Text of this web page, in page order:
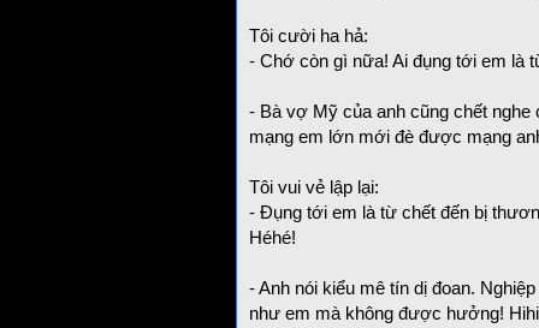
Tôi cười ha hả:
- Chớ còn gì nữa! Ai đụng tới em là
- Bà vợ Mỹ của anh cũng chết
mạng em lớn mới đè được mạng
Tôi vui vẻ lập lại:
- Đụng tới em là từ chết đến bị
Héhé!
- Anh nói kiểu mê tín dị đoan.
như em mà không được hưởng!